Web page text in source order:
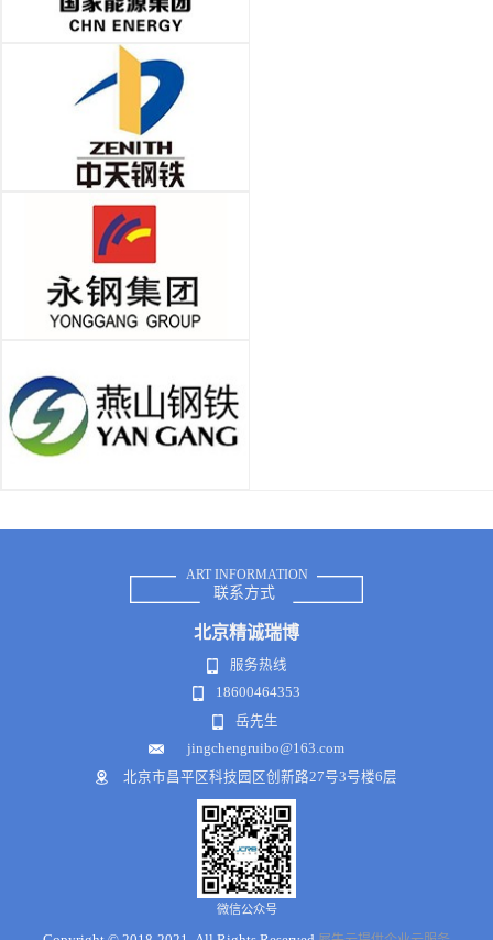
ART INFORMATION
联系方式
北京精诚瑞博
服务热线
18600464353
岳先生
jingchengruibo@163.com
北京市昌平区科技园区创新路27号3号楼6层
微信公众号